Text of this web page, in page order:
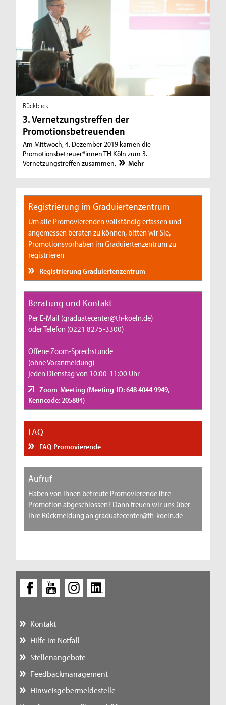
Rückblick
3. Vernetzungstreffen der
Promotionsbetreuenden
Am Mittwoch, 4. Dezember 2019 kamen die
Promotionsbetreuer*innen TH Köln zum 3.
Vernetzungstreffen zusammen.
Mehr
Registrierung im Graduiertenzentrum
Um alle Promovierenden vollständig erfassen und
angemessen beraten zu können, bitten wir Sie,
Promotionsvorhaben im Graduiertenzentrum zu
registrieren
Registrierung Graduiertenzentrum
Beratung und Kontakt
Per E-Mail (graduatecenter@th-koeln.de)
oder Telefon (0221 8275-3300)
Offene Zoom-Sprechstunde
(ohne Voranmeldung)
jeden Dienstag von 10:00-11:00 Uhr
Zoom-Meeting (Meeting-ID: 648 4044 9949,
Kenncode: 205884)
FAQ
FAQ Promovierende
Aufruf
Haben von Ihnen betreute Promovierende ihre
Promotion abgeschlossen? Dann freuen wir uns über
Ihre Rückmeldung an graduatecenter@th-koeln.de
Kontakt
Hilfe im Notfall
Stellenangebote
Feedbackmanagement
Hinweisgebermeldestelle